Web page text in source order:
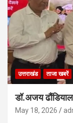
उत्तराखंड ताजा खबरें
डॉ.अजय ढौंडियाल
May 18, 2026